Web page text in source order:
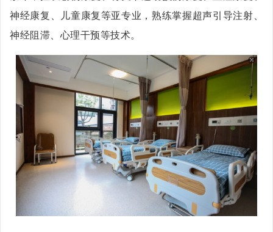
神经康复、儿童康复等亚专业，熟练掌握超声引导注射、
神经阻滞、心理干预等技术。